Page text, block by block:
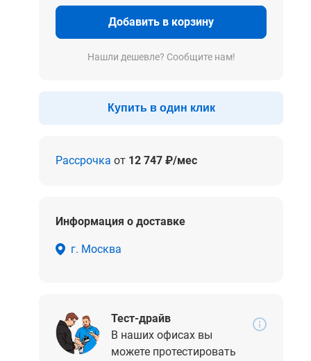
Добавить в корзину
Нашли дешевле? Сообщите нам!
Купить в один клик
Рассрочка от 12 747 ₽/мес
Информация о доставке
г. Москва
Тест-драйв
В наших офисах вы
можете протестировать